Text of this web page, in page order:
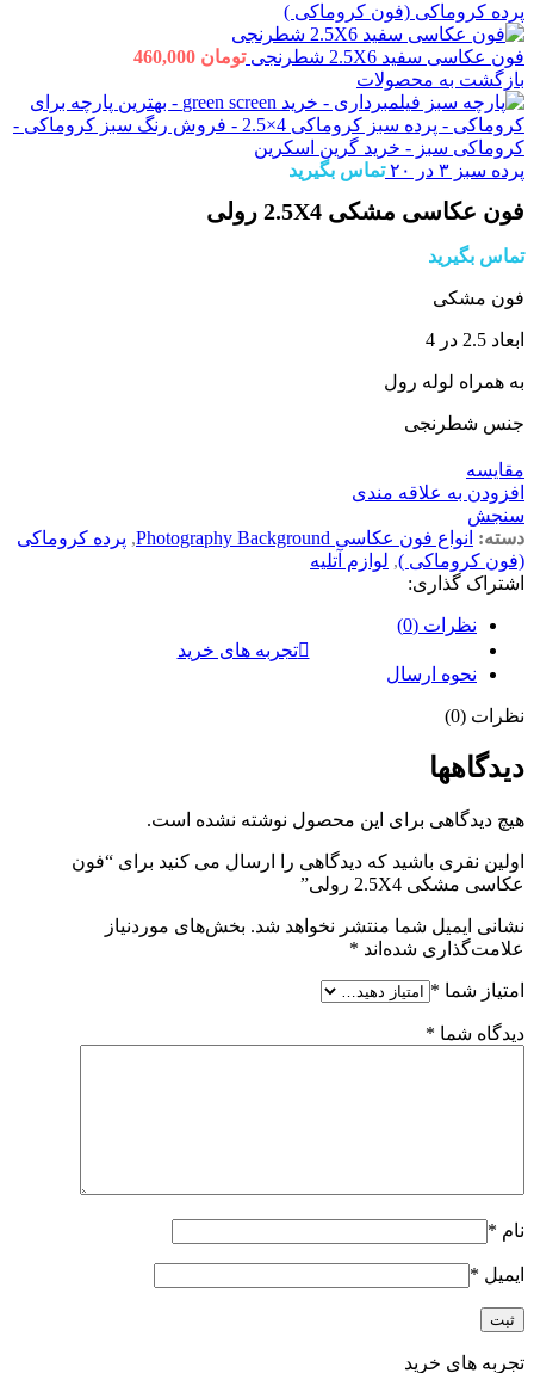
پرده کروماکی (فون کروماکی )
فون عکاسی سفید 2.5X6 شطرنجی تومان
بازگشت به محصولات
پرده سبز ۳ در ۲۰ تماس بگیرید
فون عکاسی مشکی 2.5X4 رولی
تماس بگیرید
فون مشکی
ابعاد 2.5 در 4
به همراه لوله رول
جنس شطرنجی
مقايسه
افزودن به علاقه مندی
سنجش
دسته: انواع فون عکاسی Photography Background , پرده کروماکی
(فون کروماکی ), لوازم آتلیه
اشتراک گذاری:
نظرات (0)
تجربه های خرید
نحوه ارسال
نظرات (0)
دیدگاهها
هیچ دیدگاهی برای این محصول نوشته نشده است.
اولین نفری باشید که دیدگاهی را ارسال می کنید برای “فون
عکاسی مشکی 2.5X4 رولی”
نشانی ایمیل شما منتشر نخواهد شد. بخش‌های موردنیاز
علامت‌گذاری شده‌اند *
امتیاز شما *
دیدگاه شما *
نام *
ایمیل *
تجربه های خرید